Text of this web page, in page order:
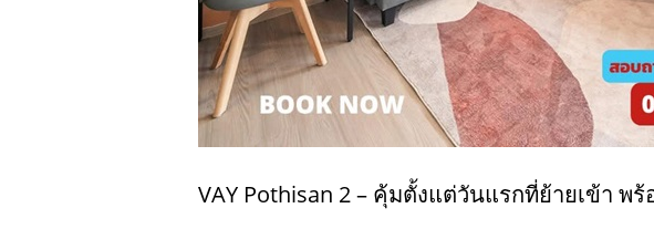
VAY Pothisan 2 – คุ้มตั้งแต่วันแรกที่ย้ายเข้า พ